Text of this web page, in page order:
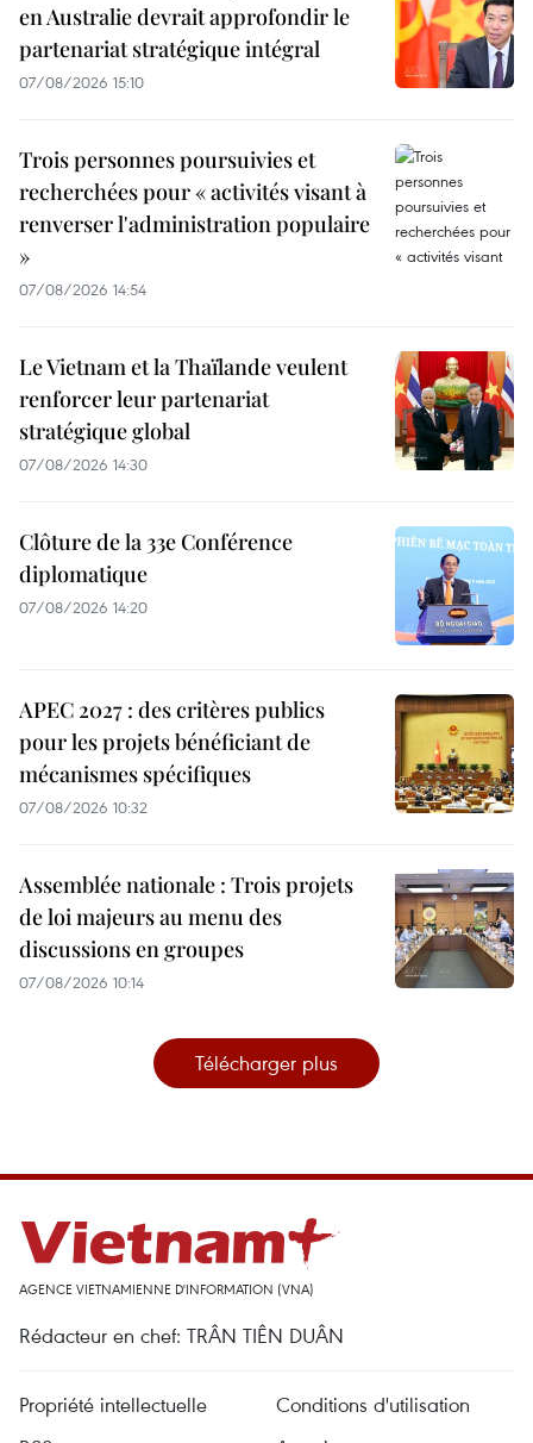
en Australie devrait approfondir le
partenariat stratégique intégral
07/08/2026 15:10
Trois personnes poursuivies et
recherchées pour « activités visant à
renverser l'administration populaire
»
07/08/2026 14:54
Le Vietnam et la Thaïlande veulent
renforcer leur partenariat
stratégique global
07/08/2026 14:30
Clôture de la 33e Conférence
diplomatique
07/08/2026 14:20
APEC 2027 : des critères publics
pour les projets bénéficiant de
mécanismes spécifiques
07/08/2026 10:32
Assemblée nationale : Trois projets
de loi majeurs au menu des
discussions en groupes
07/08/2026 10:14
Télécharger plus
AGENCE VIETNAMIENNE D'INFORMATION (VNA)
Rédacteur en chef: TRÂN TIÊN DUÂN
Propriété intellectuelle
Conditions d'utilisation